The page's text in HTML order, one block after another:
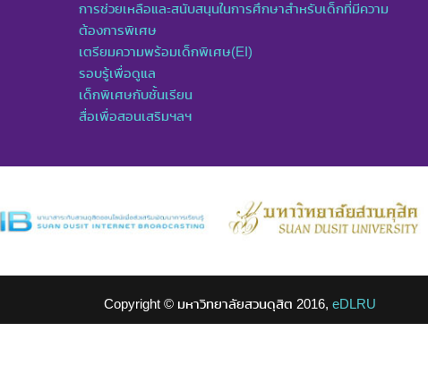
การช่วยเหลือและสนับสนุนในการศึกษาสำหรับเด็กที่มีความ
ต้องการพิเศษ
เตรียมความพร้อมเด็กพิเศษ(EI)
รอบรู้เพื่อดูแล
เด็กพิเศษกับชั้นเรียน
สื่อเพื่อสอนเสริมฯลฯ
Copyright © มหาวิทยาลัยสวนดุสิต 2016, eDLRU